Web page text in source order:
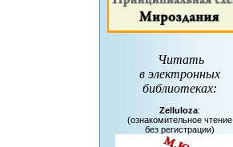
Читать
в электронных
библиотеках:
Zelluloza:
(ознакомительное чтение
без регистрации)